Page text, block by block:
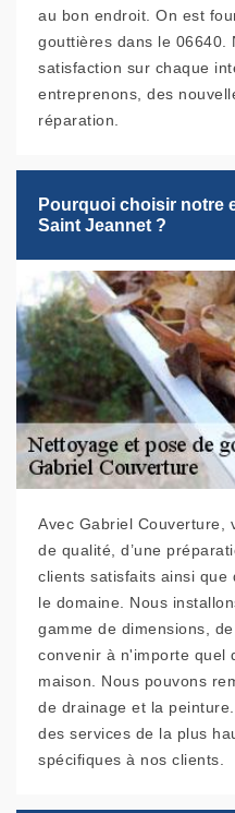
au bon endroit. On est
gouttières dans le 06640.
satisfaction sur chaque
entreprenons, des
réparation.
Pourquoi choisir notre
Saint Jeannet ?
Avec Gabriel Couverture,
de qualité, d’une
clients satisfaits ainsi que
le domaine. Nous
gamme de dimensions,
convenir à n'importe quel
maison. Nous pouvons
de drainage et la
des services de la plus
spécifiques à nos clients.